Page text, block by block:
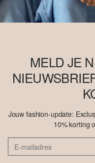
MELD JE
Jouw fashion-update:
10% korting